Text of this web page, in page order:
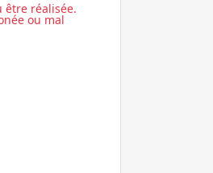
être réalisée.
ou mal